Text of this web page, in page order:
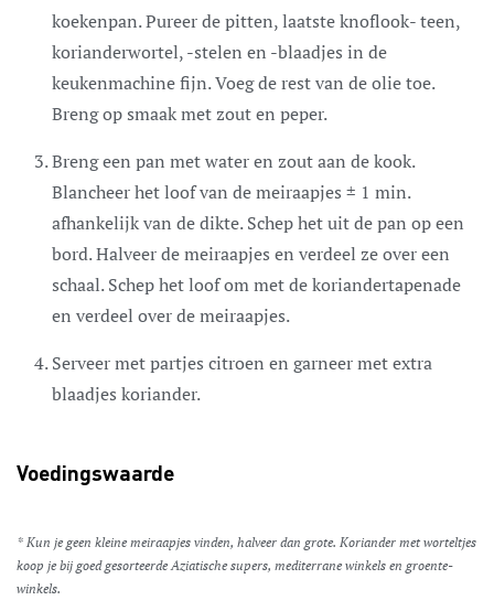
koekenpan. Pureer de pitten, laatste knoflook- teen,
korianderwortel, -stelen en -blaadjes in de
keukenmachine fijn. Voeg de rest van de olie toe.
Breng op smaak met zout en peper.
Breng een pan met water en zout aan de kook.
Blancheer het loof van de meiraapjes ± 1 min.
afhankelijk van de dikte. Schep het uit de pan op een
bord. Halveer de meiraapjes en verdeel ze over een
schaal. Schep het loof om met de koriandertapenade
en verdeel over de meiraapjes.
Serveer met partjes citroen en garneer met extra
blaadjes koriander.
Voedingswaarde
* Kun je geen kleine meiraapjes vinden, halveer dan grote. Koriander met worteltjes
koop je bij goed gesorteerde Aziatische supers, mediterrane winkels en groente-
winkels.